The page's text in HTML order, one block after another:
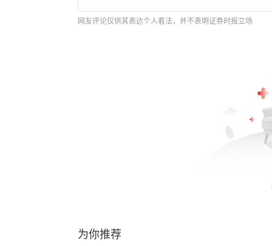
网友评论仅供其表达个人看法，并不表明证券时报立场
为你推荐